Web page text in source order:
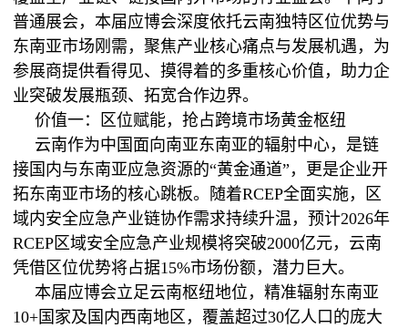
普通展会，本届应博会深度依托云南独特区位优势与
东南亚市场刚需，聚焦产业核心痛点与发展机遇，为
参展商提供看得见、摸得着的多重核心价值，助力企
业突破发展瓶颈、拓宽合作边界。
价值一：区位赋能，抢占跨境市场黄金枢纽
云南作为中国面向南亚东南亚的辐射中心，是链
接国内与东南亚应急资源的“黄金通道”，更是企业开
拓东南亚市场的核心跳板。随着RCEP全面实施，区
域内安全应急产业链协作需求持续升温，预计2026年
RCEP区域安全应急产业规模将突破2000亿元，云南
凭借区位优势将占据15%市场份额，潜力巨大。
本届应博会立足云南枢纽地位，精准辐射东南亚
10+国家及国内西南地区，覆盖超过30亿人口的庞大